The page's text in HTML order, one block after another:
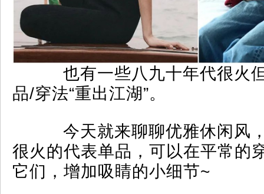
也有一些八九十年代很火
品/穿法“重出江湖”。
今天就来聊聊优雅休闲风
很火的代表单品，可以在平常的
它们，增加吸睛的小细节~